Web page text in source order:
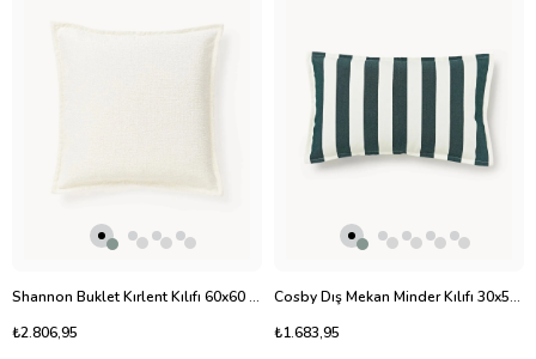
Shannon Buklet Kırlent Kılıfı 60x60 cm
₺2.806,95
Cosby Dış Mekan Minder Kılıfı 30x50cm Çizgili Su İtici
₺1.683,95